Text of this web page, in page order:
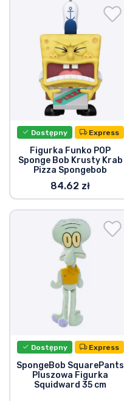
Dostępny Express
Figurka Funko POP
Sponge Bob Krusty Krab
Pizza Spongebob
84.62 zł
Dostępny Express
SpongeBob SquarePants
Pluszowa Figurka
Squidward 35 cm